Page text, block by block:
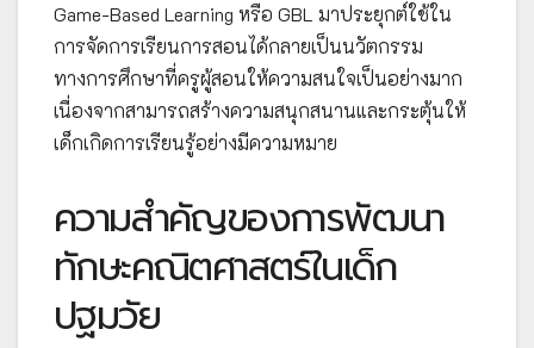
Game-Based Learning หรือ GBL มาประยุกต์ใช้ใน
การจัดการเรียนการสอนได้กลายเป็นนวัตกรรม
ทางการศึกษาที่ครูผู้สอนให้ความสนใจเป็นอย่างมาก
เนื่องจากสามารถสร้างความสนุกสนานและกระตุ้นให้
เด็กเกิดการเรียนรู้อย่างมีความหมาย
ความสำคัญของการพัฒนา
ทักษะคณิตศาสตร์ในเด็ก
ปฐมวัย